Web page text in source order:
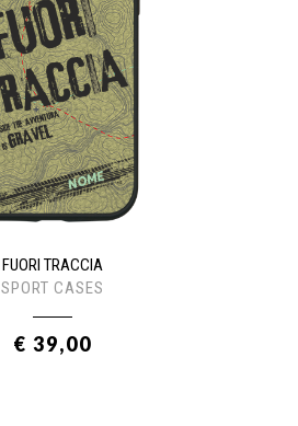
FUORI TRACCIA
SPORT CASES
€ 39,00